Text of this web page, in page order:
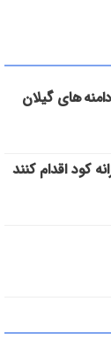
های گیلان
کود اقدام کنند